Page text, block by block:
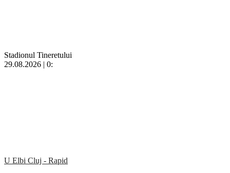
Stadionul Tineretului
29.08.2026 | 0:
U Elbi Cluj - Rapid